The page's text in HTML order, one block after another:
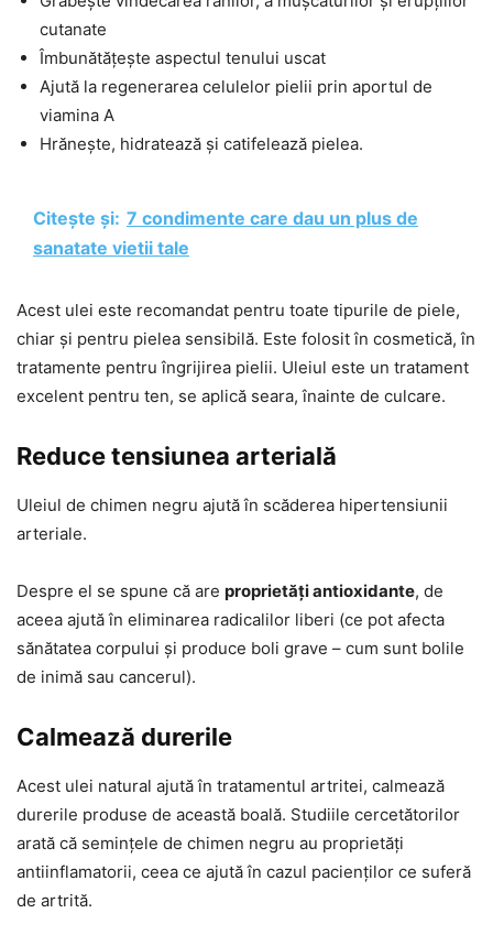
cutanate
Îmbunătățește aspectul tenului uscat
Ajută la regenerarea celulelor pielii prin aportul de
viamina A
Hrănește, hidratează și catifelează pielea.
Citește și: 7 condimente care dau un plus de
sanatate vietii tale
Acest ulei este recomandat pentru toate tipurile de piele,
chiar și pentru pielea sensibilă. Este folosit în cosmetică, în
tratamente pentru îngrijirea pielii. Uleiul este un tratament
excelent pentru ten, se aplică seara, înainte de culcare.
Reduce tensiunea arterială
Uleiul de chimen negru ajută în scăderea hipertensiunii
arteriale.
Despre el se spune că are proprietăți antioxidante, de
aceea ajută în eliminarea radicalilor liberi (ce pot afecta
sănătatea corpului și produce boli grave – cum sunt bolile
de inimă sau cancerul).
Calmează durerile
Acest ulei natural ajută în tratamentul artritei, calmează
durerile produse de această boală. Studiile cercetătorilor
arată că semințele de chimen negru au proprietăți
antiinflamatorii, ceea ce ajută în cazul pacienților ce suferă
de artrită.